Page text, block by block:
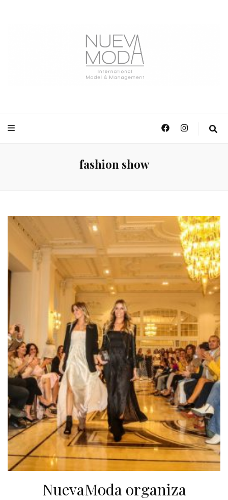
fashion show
NuevaModa organiza